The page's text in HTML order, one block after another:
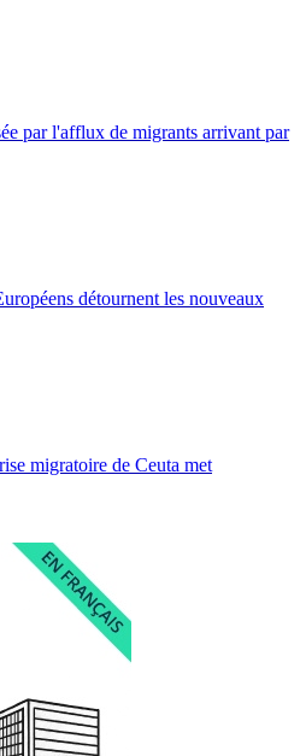
par l'afflux de migrants arrivant par
détournent les nouveaux
migratoire de Ceuta met